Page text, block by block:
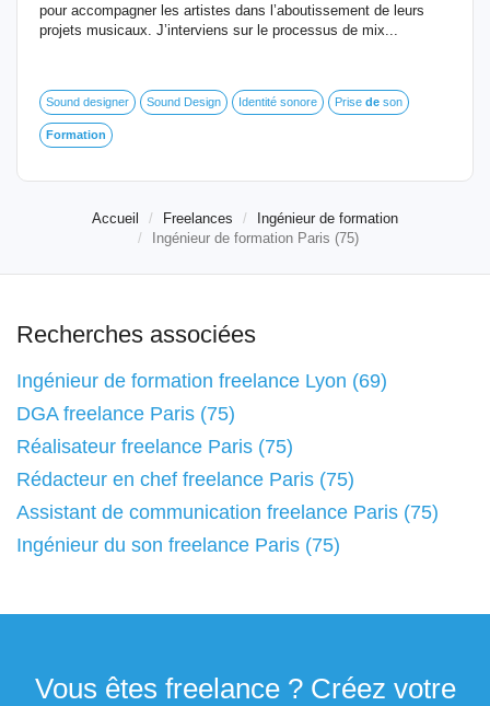
pour accompagner les artistes dans l’aboutissement de leurs
projets musicaux. J’interviens sur le processus de mix...
Sound designer Sound Design Identité sonore Prise de son
Formation
Accueil Freelances
Ingénieur de formation
Ingénieur de formation Paris (75)
Recherches associées
Ingénieur de formation freelance Lyon (69)
DGA freelance Paris (75)
Réalisateur freelance Paris (75)
Rédacteur en chef freelance Paris (75)
Assistant de communication freelance Paris (75)
Ingénieur du son freelance Paris (75)
Vous êtes freelance ? Créez votre